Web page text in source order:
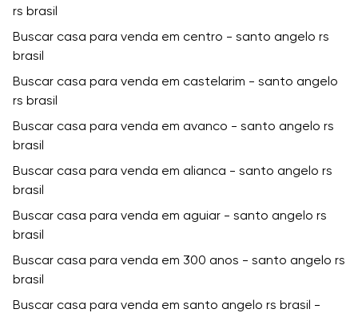
rs brasil
Buscar casa para venda em centro - santo angelo rs
brasil
Buscar casa para venda em castelarim - santo angelo
rs brasil
Buscar casa para venda em avanco - santo angelo rs
brasil
Buscar casa para venda em alianca - santo angelo rs
brasil
Buscar casa para venda em aguiar - santo angelo rs
brasil
Buscar casa para venda em 300 anos - santo angelo rs
brasil
Buscar casa para venda em santo angelo rs brasil -